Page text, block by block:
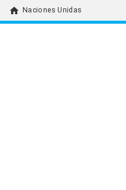
home Naciones Unidas